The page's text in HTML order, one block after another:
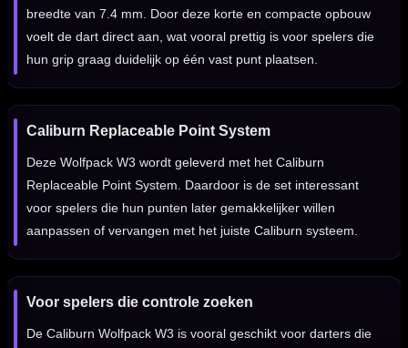
breedte van 7.4 mm. Door deze korte en compacte opbouw
voelt de dart direct aan, wat vooral prettig is voor spelers die
hun grip graag duidelijk op één vast punt plaatsen.
Caliburn Replaceable Point System
Deze Wolfpack W3 wordt geleverd met het Caliburn
Replaceable Point System. Daardoor is de set interessant
voor spelers die hun punten later gemakkelijker willen
aanpassen of vervangen met het juiste Caliburn systeem.
Voor spelers die controle zoeken
De Caliburn Wolfpack W3 is vooral geschikt voor darters die